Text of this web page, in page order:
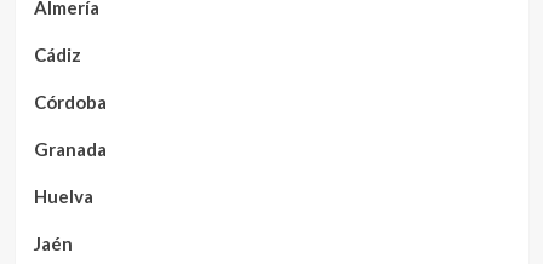
Almería
Cádiz
Córdoba
Granada
Huelva
Jaén